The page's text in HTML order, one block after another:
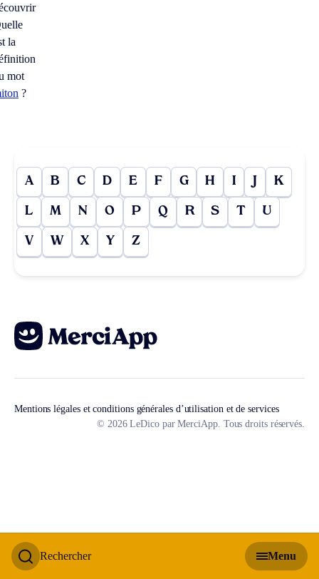
Rechercher Menu
la
mot
?
A B C D E F G H I J K
L M N O P Q R S T U
V W X Y Z
Mentions légales et conditions générales d’utilisation et de services
© 2026 LeDico par MerciApp. Tous droits réservés.